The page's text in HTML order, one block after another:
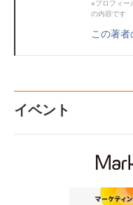
※プロフィー
の内容です
この著
イベント